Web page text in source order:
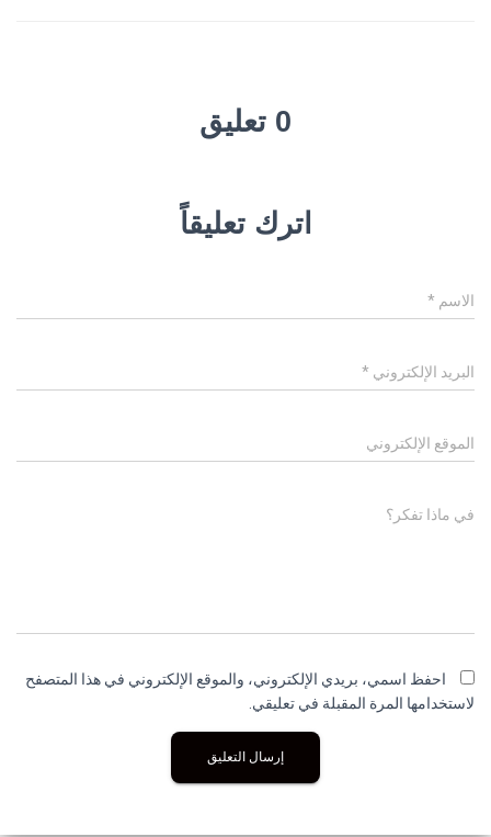
0 تعليق
اترك تعليقاً
الاسم *
البريد الإلكتروني *
الموقع الإلكتروني
في ماذا تفكر؟
احفظ اسمي، بريدي الإلكتروني، والموقع الإلكتروني في هذا المتصفح
لاستخدامها المرة المقبلة في تعليقي.